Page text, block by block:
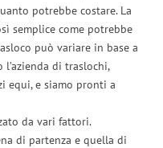
potrebbe costare. La
semplice come potrebbe
può variare in base a
di traslochi,
equi, e siamo pronti a
da vari fattori.
di partenza e quella di